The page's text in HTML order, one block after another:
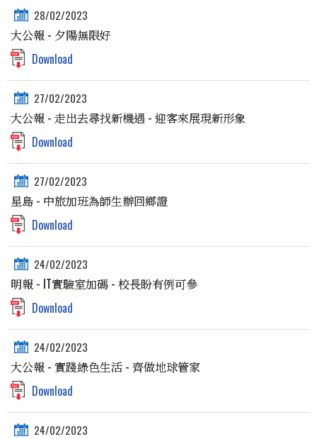
28/02/2023
大公報 - 夕陽無限好
Download
27/02/2023
大公報 - 走出去尋找新機遇 - 迎客來展現新形象
Download
27/02/2023
星島 - 中旅加班為師生辦回鄉證
Download
24/02/2023
明報 - IT實驗室加碼 - 校長盼有例可參
Download
24/02/2023
大公報 - 實踐綠色生活 - 齊做地球管家
Download
24/02/2023